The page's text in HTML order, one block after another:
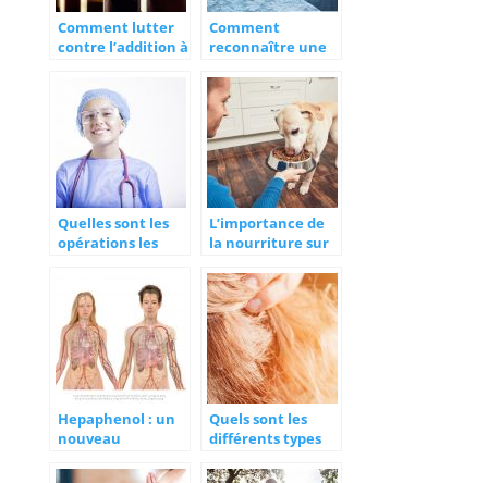
Comment lutter
contre l’addition à
Comment
reconnaître une
Quelles sont les
opérations les
esthétique ?
L’importance de
la nourriture sur
compagnie
Hepaphenol : un
nouveau
prendre soin de
Quels sont les
différents types
surdité ?